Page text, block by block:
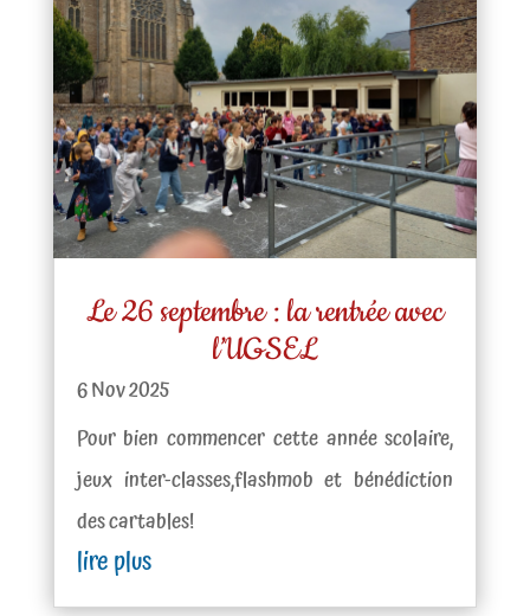
Le 26 septembre : la rentrée avec
l’UGSEL
6 Nov 2025
Pour bien commencer cette année scolaire,
jeux inter-classes,flashmob et bénédiction
des cartables!
lire plus